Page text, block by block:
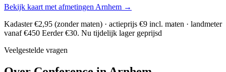
Bekijk kaart met afmetingen Arnhem →
Kadaster €2,95 (zonder maten) · actieprijs €9 incl. maten · landmeter
vanaf €450 Eerder €30. Nu tijdelijk lager geprijsd
Veelgestelde vragen